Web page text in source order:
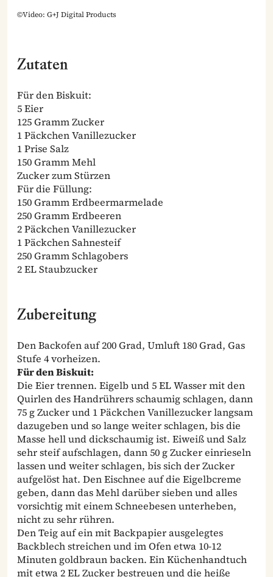
©Video: G+J Digital Products
Zutaten
Für den Biskuit:
5 Eier
125 Gramm Zucker
1 Päckchen Vanillezucker
1 Prise Salz
150 Gramm Mehl
Zucker zum Stürzen
Für die Füllung:
150 Gramm Erdbeermarmelade
250 Gramm Erdbeeren
2 Päckchen Vanillezucker
1 Päckchen Sahnesteif
250 Gramm Schlagobers
2 EL Staubzucker
Zubereitung
Den Backofen auf 200 Grad, Umluft 180 Grad, Gas
Stufe 4 vorheizen.
Für den Biskuit:
Die Eier trennen. Eigelb und 5 EL Wasser mit den
Quirlen des Handrührers schaumig schlagen, dann
75 g Zucker und 1 Päckchen Vanillezucker langsam
dazugeben und so lange weiter schlagen, bis die
Masse hell und dickschaumig ist. Eiweiß und Salz
sehr steif aufschlagen, dann 50 g Zucker einrieseln
lassen und weiter schlagen, bis sich der Zucker
aufgelöst hat. Den Eischnee auf die Eigelbcreme
geben, dann das Mehl darüber sieben und alles
vorsichtig mit einem Schneebesen unterheben,
nicht zu sehr rühren.
Den Teig auf ein mit Backpapier ausgelegtes
Backblech streichen und im Ofen etwa 10-12
Minuten goldbraun backen. Ein Küchenhandtuch
mit etwa 2 EL Zucker bestreuen und die heiße